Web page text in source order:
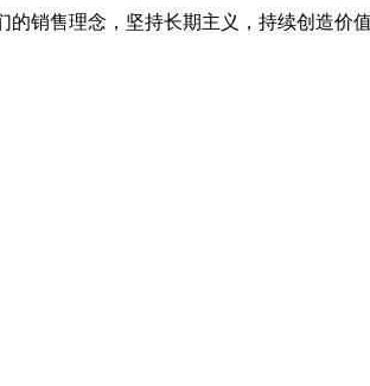
销售理念，坚持长期主义，持续创造价